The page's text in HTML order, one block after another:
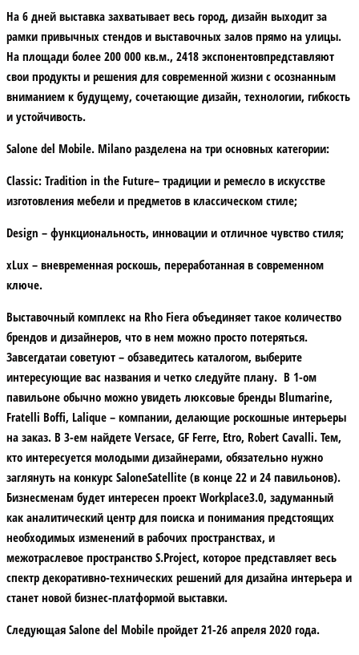
На 6 дней выставка захватывает весь город, дизайн выходит за
рамки привычных стендов и выставочных залов прямо на улицы.
На площади более 200 000 кв.м., 2418 экспонентовпредставляют
свои продукты и решения для современной жизни с осознанным
вниманием к будущему, сочетающие дизайн, технологии, гибкость
и устойчивость.
Salone del Mobile. Milano разделена на три основных категории:
Classic: Tradition in the Future– традиции и ремесло в искусстве
изготовления мебели и предметов в классическом стиле;
Design – функциональность, инновации и отличное чувство стиля;
xLux – вневременная роскошь, переработанная в современном
ключе.
Выставочный комплекс на Rho Fiera объединяет такое количество
брендов и дизайнеров, что в нем можно просто потеряться.
Завсегдатаи советуют – обзаведитесь каталогом, выберите
интересующие вас названия и четко следуйте плану. В 1-ом
павильоне обычно можно увидеть люксовые бренды Blumarine,
Fratelli Boffi, Lalique – компании, делающие роскошные интерьеры
на заказ. В 3-ем найдете Versace, GF Ferre, Etro, Robert Cavalli. Тем,
кто интересуется молодыми дизайнерами, обязательно нужно
заглянуть на конкурс SaloneSatellite (в конце 22 и 24 павильонов).
Бизнесменам будет интересен проект Workplace3.0, задуманный
как аналитический центр для поиска и понимания предстоящих
необходимых изменений в рабочих пространствах, и
межотраслевое пространство S.Project, которое представляет весь
спектр декоративно-технических решений для дизайна интерьера и
станет новой бизнес-платформой выставки.
Следующая Salone del Mobile пройдет 21-26 апреля 2020 года.